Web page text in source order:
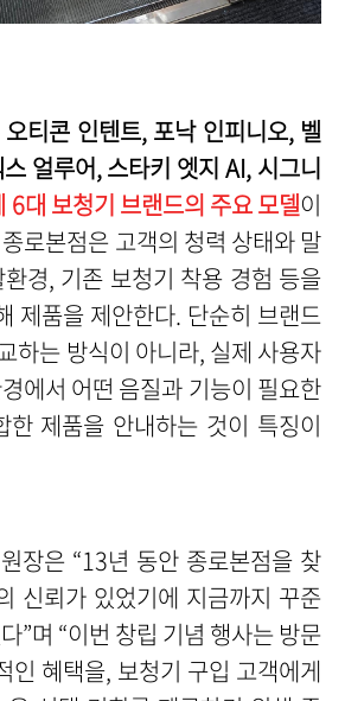
오티콘 인텐트, 포낙 인피니오, 벨
얼루어, 스타키 엣지 AI, 시그니
6대 보청기 브랜드의 주요 모델이
로본점은 고객의 청력 상태와 말
경, 기존 보청기 착용 경험 등을
제품을 제안한다. 단순히 브랜드
하는 방식이 아니라, 실제 사용자
에서 어떤 음질과 기능이 필요한
한 제품을 안내하는 것이 특징이
장은 “13년 동안 종로본점을 찾
신뢰가 있었기에 지금까지 꾸준
”며 “이번 창립 기념 행사는 방문
인 혜택을, 보청기 구입 고객에게